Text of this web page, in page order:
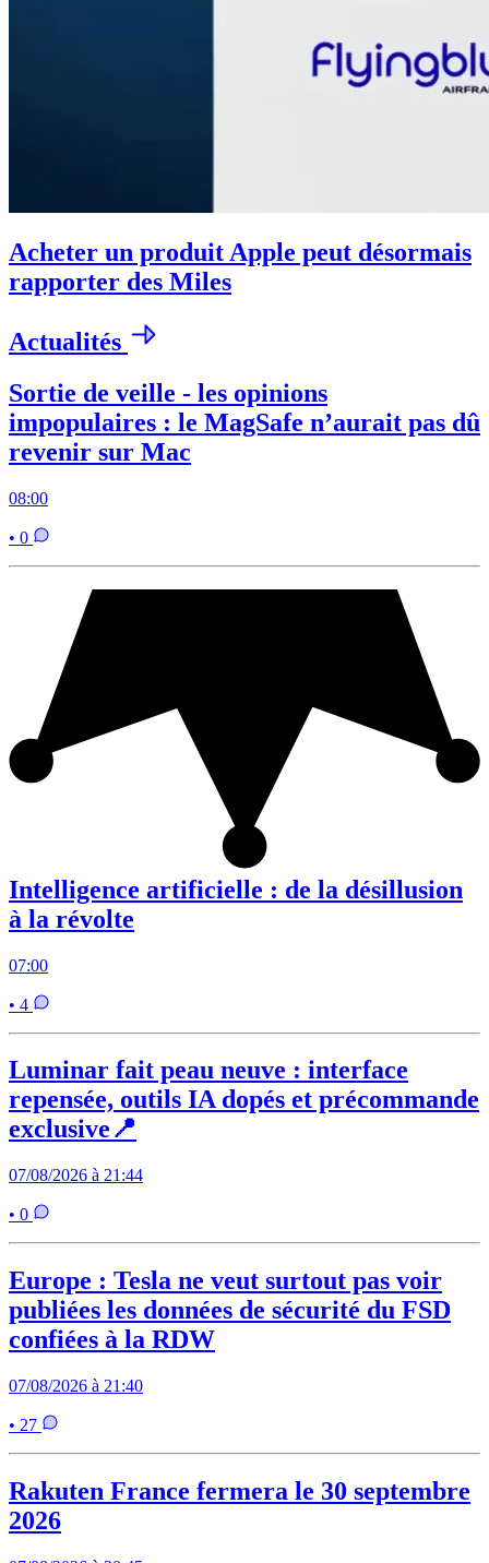
Acheter un produit Apple peut désormais
rapporter des Miles
Actualités
Sortie de veille - les opinions
impopulaires : le MagSafe n’aurait pas dû
revenir sur Mac
08:00
• 0
Intelligence artificielle : de la désillusion
à la révolte
07:00
• 4
Luminar fait peau neuve : interface
repensée, outils IA dopés et précommande
exclusive📍
07/08/2026 à 21:44
• 0
Europe : Tesla ne veut surtout pas voir
publiées les données de sécurité du FSD
confiées à la RDW
07/08/2026 à 21:40
• 27
Rakuten France fermera le 30 septembre
2026